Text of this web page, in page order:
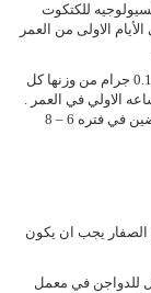
للكتكوت
الاولى من العمر
ومن المهم ان نعلم ان أسعار أمهات في أي كتكوت تفقد 0.1 جرام من وزنها كل
مغلقة بعد الفقس اي حوالي 4 جرام في خلال 24 ساعه الاولي في العمر .
ولهذا يجب ان يتم توفير أسعار الكتاكيت الي منطقه التحضين في فتره 6 – 8
الصفار يجب ان يكون
مشاكل للدواجن في معمل